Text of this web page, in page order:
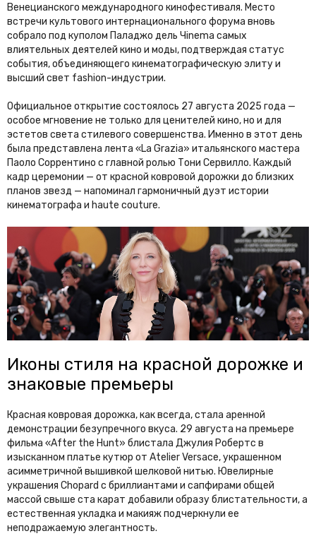
Венецианского международного кинофестиваля. Место
встречи культового интернационального форума вновь
собрало под куполом Паладжо дель Чinema самых
влиятельных деятелей кино и моды, подтверждая статус
события, объединяющего кинематографическую элиту и
высший свет fashion-индустрии.
Официальное открытие состоялось 27 августа 2025 года —
особое мгновение не только для ценителей кино, но и для
эстетов света стилевого совершенства. Именно в этот день
была представлена лента «La Grazia» итальянского мастера
Паоло Соррентино с главной ролью Тони Сервилло. Каждый
кадр церемонии — от красной ковровой дорожки до близких
планов звезд — напоминал гармоничный дуэт истории
кинематографа и haute couture.
Иконы стиля на красной дорожке и
знаковые премьеры
Красная ковровая дорожка, как всегда, стала аренной
демонстрации безупречного вкуса. 29 августа на премьере
фильма «After the Hunt» блистала Джулия Робертс в
изысканном платье кутюр от Atelier Versace, украшенном
асимметричной вышивкой шелковой нитью. Ювелирные
украшения Chopard с бриллиантами и сапфирами общей
массой свыше ста карат добавили образу блистательности, а
естественная укладка и макияж подчеркнули ее
неподражаемую элегантность.